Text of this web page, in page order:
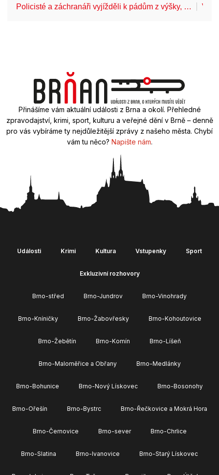
Policisté a záchranáři vyjížděli k pádům z výšky, … V
Přinášíme vám aktuální události z Brna a okolí. Přehledné
zpravodajství, krimi, sport, kulturu a veřejné dění v Brně – denně
pro vás vybíráme ty nejdůležitější zprávy z našeho města. Chybí
vám tu něco? Napište nám.
Události Krimi Kultura Vstupenky Sport
Exkluzivní rozhovory
Brno-střed Brno-Jundrov Brno-Vinohrady
Brno-Kníničky Brno-Žabovřesky Brno-Kohoutovice
Brno-Žebětín Brno-Komín Brno-Líšeň
Brno-Maloměřice a Obřany Brno-Medlánky
Brno-Bohunice Brno-Nový Lískovec Brno-Bosonohy
Brno-Ořešín Brno-Bystrc Brno-Řečkovice a Mokrá Hora
Brno-Černovice Brno-sever Brno-Chrlice
Brno-Slatina Brno-Ivanovice Brno-Starý Lískovec